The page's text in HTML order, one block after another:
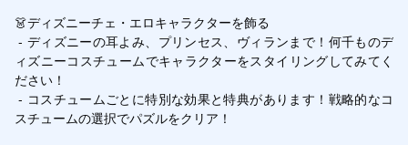
👗ディズニーチェ・エロキャラクターを飾る
- ディズニーの耳よみ、プリンセス、ヴィランまで！何千ものデ
ィズニーコスチュームでキャラクターをスタイリングしてみてく
ださい！
- コスチュームごとに特別な効果と特典があります！戦略的なコ
スチュームの選択でパズルをクリア！